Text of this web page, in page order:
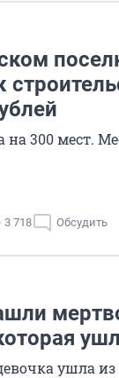
на 300 мест.
3 718 Обсудить
ушла из